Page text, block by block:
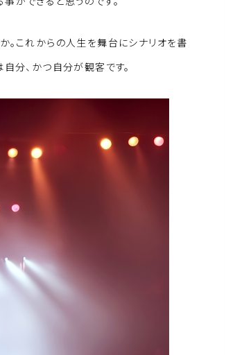
。これからの人生を舞台にシナリオを書
分、かつ自分が観客です。